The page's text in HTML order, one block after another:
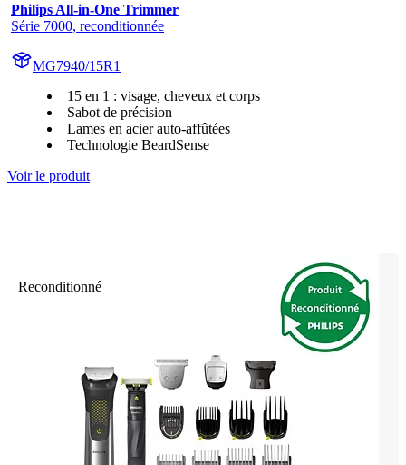
Philips All-in-One Trimmer
Série 7000, reconditionnée
MG7940/15R1
15 en 1 : visage, cheveux et corps
Sabot de précision
Lames en acier auto-affûtées
Technologie BeardSense
Voir le produit
Reconditionné